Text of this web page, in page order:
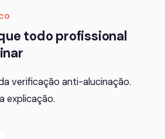
todo profissional
verificação anti-alucinação.
explicação.